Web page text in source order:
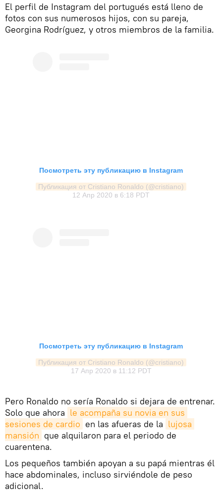
El perfil de Instagram del portugués está lleno de
fotos con sus numerosos hijos, con su pareja,
Georgina Rodríguez, y otros miembros de la familia.
Посмотреть эту публикацию в Instagram
Публикация от Cristiano Ronaldo (@cristiano)
12 Апр 2020 в 6:18 PDT
Посмотреть эту публикацию в Instagram
Публикация от Cristiano Ronaldo (@cristiano)
17 Апр 2020 в 11:12 PDT
Pero Ronaldo no sería Ronaldo si dejara de entrenar.
Solo que ahora le acompaña su novia en sus
sesiones de cardio en las afueras de la lujosa
mansión que alquilaron para el periodo de
cuarentena.
Los pequeños también apoyan a su papá mientras él
hace abdominales, incluso sirviéndole de peso
adicional.